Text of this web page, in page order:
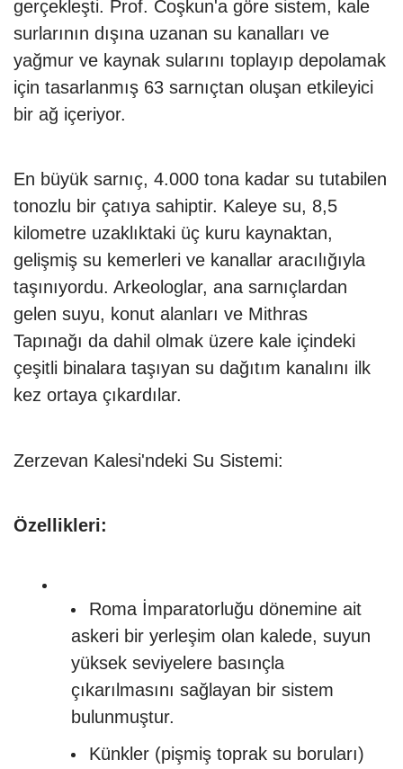
gerçekleşti. Prof. Coşkun'a göre sistem, kale
surlarının dışına uzanan su kanalları ve
yağmur ve kaynak sularını toplayıp depolamak
için tasarlanmış 63 sarnıçtan oluşan etkileyici
bir ağ içeriyor.
En büyük sarnıç, 4.000 tona kadar su tutabilen
tonozlu bir çatıya sahiptir. Kaleye su, 8,5
kilometre uzaklıktaki üç kuru kaynaktan,
gelişmiş su kemerleri ve kanallar aracılığıyla
taşınıyordu. Arkeologlar, ana sarnıçlardan
gelen suyu, konut alanları ve Mithras
Tapınağı da dahil olmak üzere kale içindeki
çeşitli binalara taşıyan su dağıtım kanalını ilk
kez ortaya çıkardılar.
Zerzevan Kalesi'ndeki Su Sistemi:
Özellikleri:
Roma İmparatorluğu dönemine ait
askeri bir yerleşim olan kalede, suyun
yüksek seviyelere basınçla
çıkarılmasını sağlayan bir sistem
bulunmuştur.
Künkler (pişmiş toprak su boruları)